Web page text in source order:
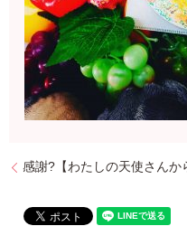
感謝?【わたしの天使さんか